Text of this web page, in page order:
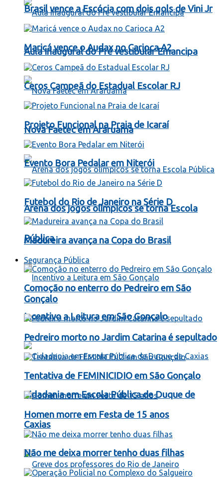
Aula Inaugural do Pré vestibular Emancipa
Nova Faetec em Araruama
Arena dos jogos olímpicos se torna Escola
Pública
Incentivo a Leitura em São Gonçalo
Cidadania em Escola Pública de Duque de
Caxias
Brasil vence a Escócia com dois gols de Vini Jr
Maricá vence o Audax no Carioca A2
Ceros Campeã do Estadual Escolar RJ
Projeto Funcional na Praia de Icaraí
Evento Bora Pedalar em Niterói
Futebol do Rio de Janeiro na Série D
Madureira avança na Copa do Brasil
Segurança Pública
Comoção no enterro do Pedreiro em São
Gonçalo
Pedreiro morto no Jardim Catarina é sepultado
Tentativa de FEMINICIDIO em São Gonçalo
Homen morre em Festa de 15 anos
Não me deixa morrer tenho duas filhas